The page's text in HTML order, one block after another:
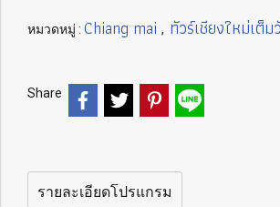
หมวดหมู่ : Chiang mai , ทัวร์เชียงใหม่เต็ม
Share
รายละเอียดโปรแกรม